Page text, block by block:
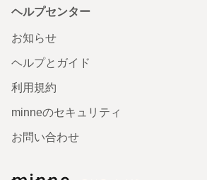
ヘルプセンター
お知らせ
ヘルプとガイド
利用規約
minneのセキュリティ
お問い合わせ